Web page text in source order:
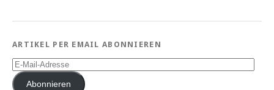
ARTIKEL PER EMAIL ABONNIEREN
E-
Mail-
AdresseAbonnieren